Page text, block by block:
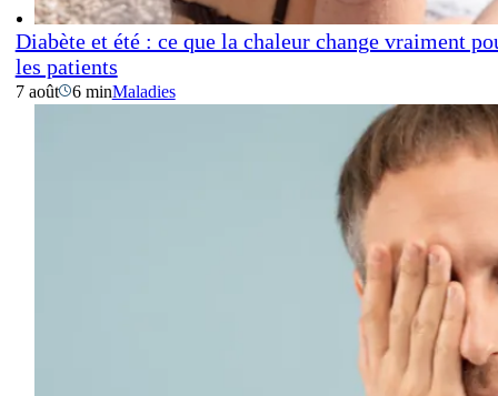
Diabète et été : ce que la chaleur change vraiment
les patients
7 août 6 minMaladies